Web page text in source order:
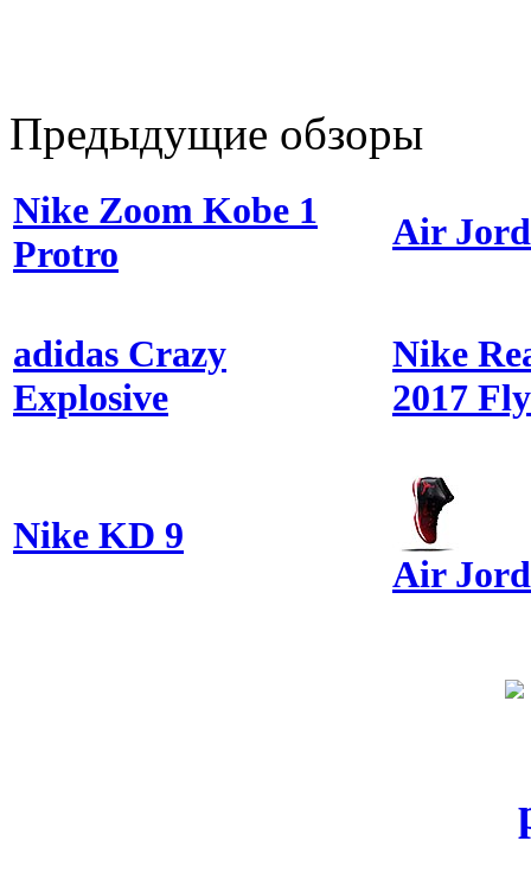
Предыдущие обзоры
Nike Zoom Kobe 1
Protro
Air
adidas Crazy
Explosive
Nike
2017
Nike KD 9
Air